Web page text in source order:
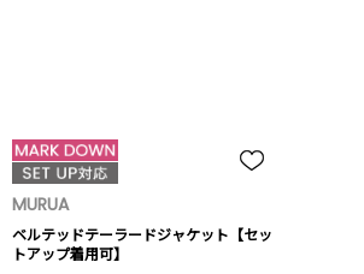
MURUA
ベルテッドテーラードジャケット【セッ
トアップ着用可】